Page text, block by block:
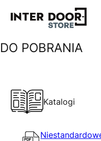
DO POBRANIA
Katalogi